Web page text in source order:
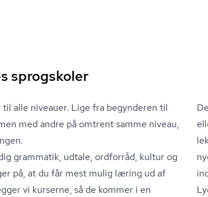
sprogskoler
alle niveauer. Lige fra begynderen til
med andre på omtrent samme niveau,
grammatik, udtale, ordforråd, kultur og
på, at du får mest mulig læring ud af
vi kurserne, så de kommer i en